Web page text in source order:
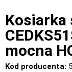
Kosiarka
mocna
Kod producenta: